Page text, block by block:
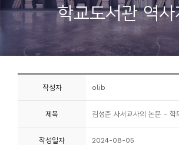
학교도서관 역사
작성자 olib
제목 김성준 사서교사의 논문 - 학
작성일자 2024-08-05
개
지
사